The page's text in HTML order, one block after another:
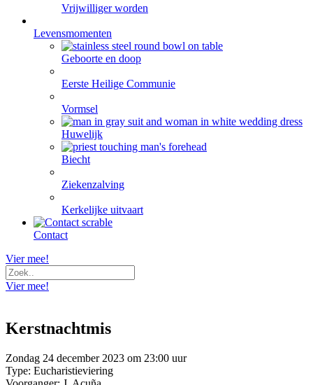
Vrijwilliger worden
Levensmomenten
Geboorte en doop
Eerste Heilige Communie
Vormsel
Huwelijk
Biecht
Ziekenzalving
Kerkelijke uitvaart
Contact
Vier mee!
Vier mee!
Kerstnachtmis
Zondag 24 december 2023 om 23:00 uur
Type: Eucharistieviering